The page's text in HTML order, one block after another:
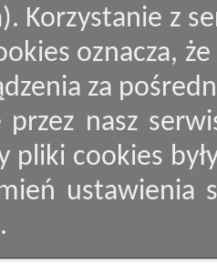
Korzystanie z
oznacza,
za
przez nasz
pliki cookies
ustawienia